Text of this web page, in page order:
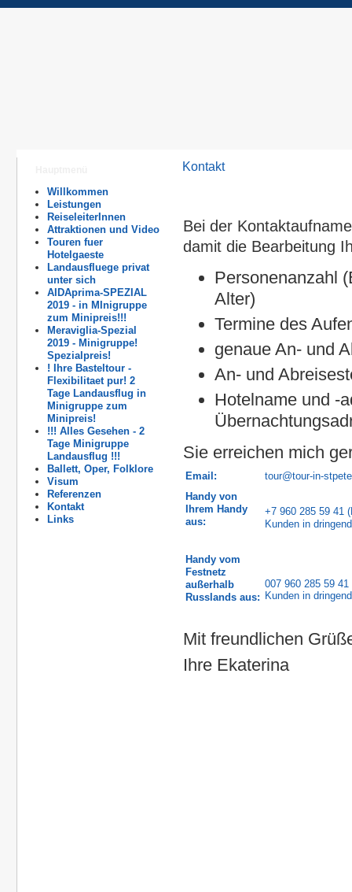
Willkommen
Leistungen
ReiseleiterInnen
Attraktionen und Video
Touren fuer
Hotelgaeste
Landausfluege privat
unter sich
AIDAprima-SPEZIAL
2019 - in MInigruppe
zum Minipreis!!!
Meraviglia-Spezial
2019 - Minigruppe!
Spezialpreis!
! Ihre Basteltour -
Flexibilitaet pur! 2
Tage Landausflug in
Minigruppe zum
Minipreis!
!!! Alles Gesehen - 2
Tage Minigruppe
Landausflug !!!
Ballett, Oper, Folklore
Visum
Referenzen
Kontakt
Links
Kontakt
Bei der
damit die Bearbeitung
Personenanzahl
Alter)
Termine des
genaue An- und
An- und
Hotelname und -
Sie erreichen mich
Email:
tour@tour-in-
Handy von
Ihrem Handy
aus:
+7 960 285 59 41
Kunden in
Handy vom
Festnetz
außerhalb
Russlands aus:
007 960 285 59 41
Kunden in
Mit freundlichen
Ihre Ekaterina